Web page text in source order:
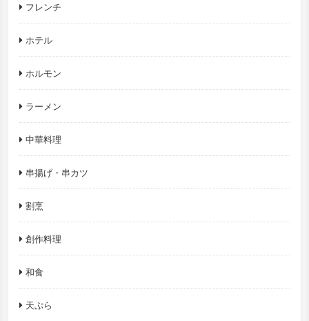
フレンチ
ホテル
ホルモン
ラーメン
中華料理
串揚げ・串カツ
割烹
創作料理
和食
天ぷら